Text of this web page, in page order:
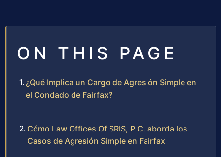
ON THIS PAGE
¿Qué Implica un Cargo de Agresión Simple en
el Condado de Fairfax?
Cómo Law Offices Of SRIS, P.C. aborda los
Casos de Agresión Simple en Fairfax